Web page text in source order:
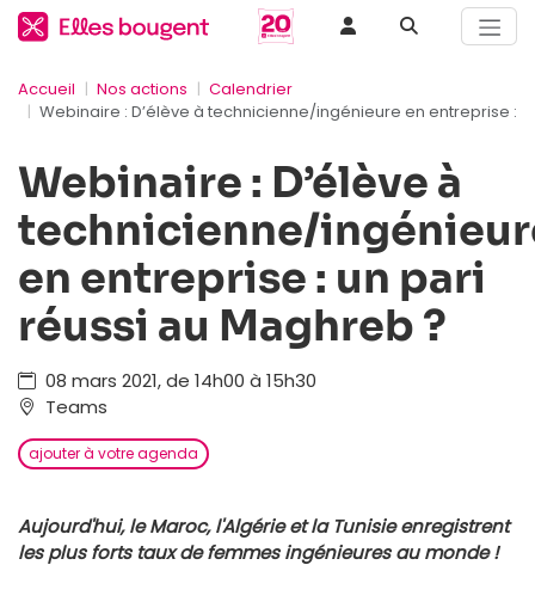
Accueil Nos actions
Calendrier
Webinaire : D’élève à technicienne/ingénieure en entreprise :
Webinaire : D’élève à
technicienne/
en entreprise : un pari
réussi au Maghreb ?
08 mars 2021, de 14h00 à 15h30
Teams
ajouter à votre agenda
Aujourd'hui, le Maroc, l'Algérie et la Tunisie enregistrent
les plus forts taux de femmes ingénieures au monde !